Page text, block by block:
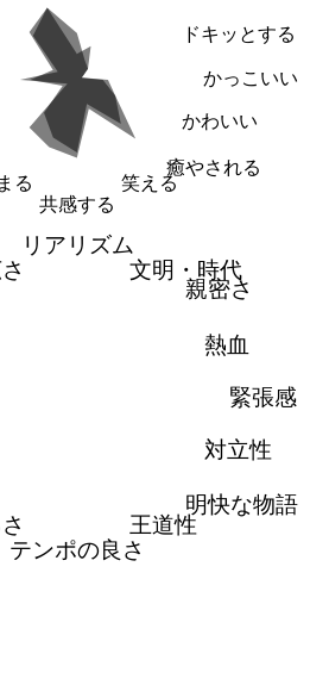
ドキッとする
かっこいい
かわいい
癒やされる
笑える
共感する
る
リアリズム
文明・時代
親密さ
熱血
緊張感
対立性
明快な物語
王道性
テンポの良さ